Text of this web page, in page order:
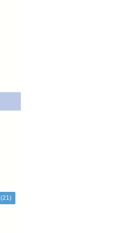
(21)